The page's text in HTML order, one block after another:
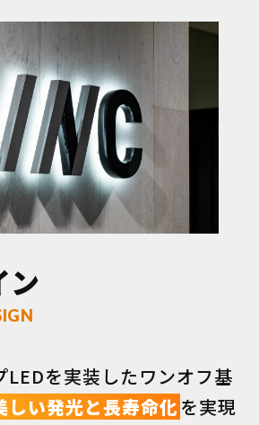
ン
LEDを実装したワンオフ基
しい発光と長寿命化を実現